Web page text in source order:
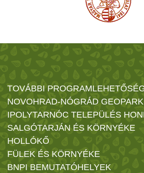
TOVÁBBI
NOVOHRAD-NÓGRÁD GEOPARK
IPOLYTARNÓC TELEPÜLÉS
SALGÓTARJÁN ÉS KÖRNYÉKE
HOLLÓKŐ
FÜLEK ÉS KÖRNYÉKE
BNPI BEMUTATÓHELYEK